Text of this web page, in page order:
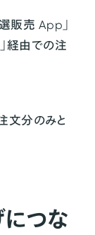
販売 App」
経由での注
文分のみと
につな